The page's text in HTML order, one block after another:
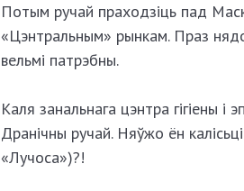
Потым ручай праходзіць пад
«Цэнтральным» рынкам. Праз
вельмі патрэбны.
Каля занальнага цэнтра гігіены
Дранічны ручай. Няўжо ён
«Лучоса»)?!